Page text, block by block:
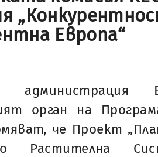
Европа“
орган на
че Проект
Растителна